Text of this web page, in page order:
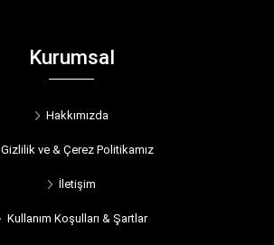
Kurumsal
Hakkımızda
Gizlilik ve & Çerez Politikamız
İletişim
Kullanım Koşulları & Şartlar